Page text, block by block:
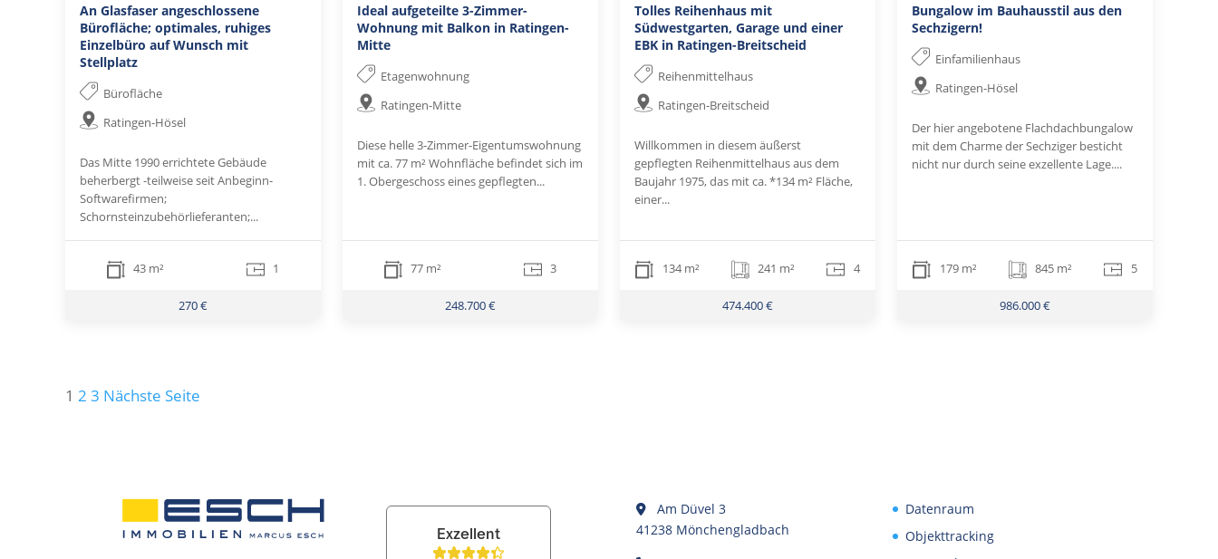
An Glasfaser angeschlossene
Bürofläche; optimales, ruhiges
Einzelbüro auf Wunsch mit
Stellplatz
Bürofläche
Ratingen-Hösel
Das Mitte 1990 errichtete Gebäude
beherbergt -teilweise seit Anbeginn-
Softwarefirmen;
Schornsteinzubehörlieferanten;...
43 m² 1
270 €
Ideal aufgeteilte 3-Zimmer-
Wohnung mit Balkon in Ratingen-
Mitte
Etagenwohnung
Ratingen-Mitte
Diese helle 3-Zimmer-Eigentumswohnung
mit ca. 77 m² Wohnfläche befindet sich im
1. Obergeschoss eines gepflegten...
77 m² 3
248.700 €
Tolles Reihenhaus mit
Südwestgarten, Garage und einer
EBK in Ratingen-Breitscheid
Reihenmittelhaus
Ratingen-Breitscheid
Willkommen in diesem äußerst
gepflegten Reihenmittelhaus aus dem
Baujahr 1975, das mit ca. *134 m² Fläche,
einer...
134 m² 241 m² 4
474.400 €
Bungalow im Bauhausstil aus den
Sechzigern!
Einfamilienhaus
Ratingen-Hösel
Der hier angebotene Flachdachbungalow
mit dem Charme der Sechziger besticht
nicht nur durch seine exzellente Lage....
179 m² 845 m² 5
986.000 €
Seitennummerierung
1 2 3 Nächste Seite
Am Düvel 3
41238 Mönchengladbach
Datenraum
Objekttracking